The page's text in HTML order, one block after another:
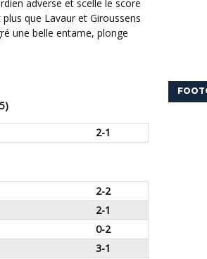
que Lavaur et Giroussens
une belle entame, plonge
2-1
2-2
2-1
0-2
3-1